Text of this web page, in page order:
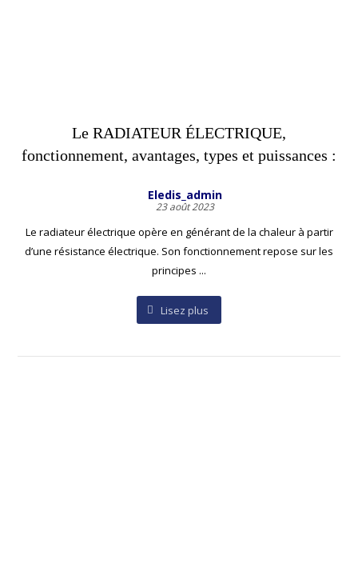
Le RADIATEUR ÉLECTRIQUE,
fonctionnement, avantages, types et puissances :
Eledis_admin
23 août 2023
Le radiateur électrique opère en générant de la chaleur à partir
d’une résistance électrique. Son fonctionnement repose sur les
principes ...
Lisez plus